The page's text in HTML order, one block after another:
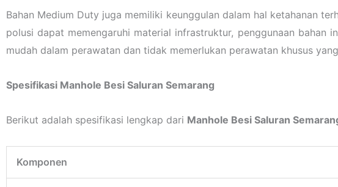
Bahan Medium Duty juga memiliki keunggulan dalam hal ketahanan
polusi dapat memengaruhi material infrastruktur, penggunaan bahan
mudah dalam perawatan dan tidak memerlukan perawatan khusus
Spesifikasi Manhole Besi Saluran Semarang
Berikut adalah spesifikasi lengkap dari Manhole Besi Saluran
Komponen